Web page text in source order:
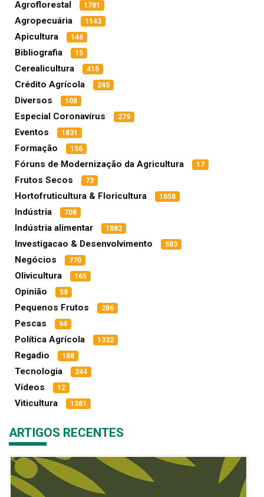
Agroflorestal 1781
Agropecuária 1143
Apicultura 146
Bibliografia 15
Cerealicultura 415
Crédito Agrícola 245
Diversos 108
Especial Coronavírus 279
Eventos 1831
Formação 156
Fóruns de Modernização da Agricultura 17
Frutos Secos 73
Hortofruticultura & Floricultura 1658
Indústria 708
Indústria alimentar 1882
Investigacao & Desenvolvimento 583
Negócios 770
Olivicultura 165
Opinião 58
Pequenos Frutos 286
Pescas 94
Política Agrícola 1332
Regadio 188
Tecnologia 244
Vídeos 12
Viticultura 1381
ARTIGOS RECENTES